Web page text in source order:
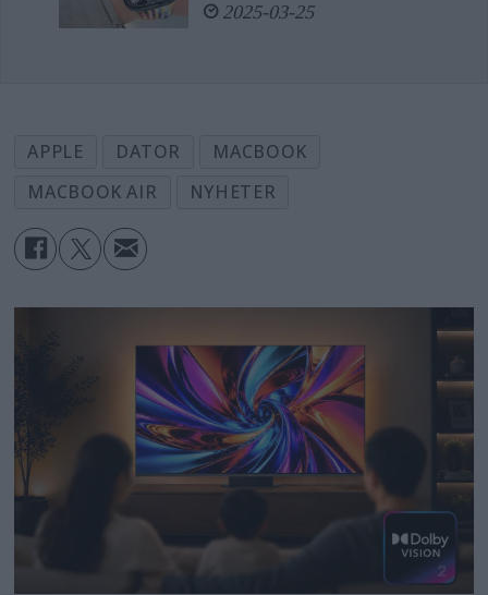
2025-03-25
APPLE DATOR
MACBOOK
MACBOOK AIR
NYHETER